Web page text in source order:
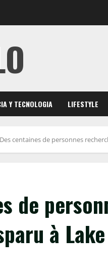
Y TECNOLOGIA LIFESTYLE
Des centaines de personnes
de
à